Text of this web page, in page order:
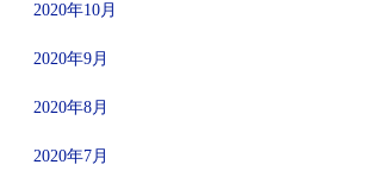
2020年10月
2020年9月
2020年8月
2020年7月